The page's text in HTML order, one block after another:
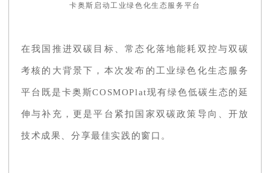
卡奥斯启动工业绿色化生态服务平台
在我国推进双碳目标、常态化落地能耗双控与双碳
考核的大背景下，本次发布的工业绿色化生态服务
平台既是卡奥斯COSMOPlat现有绿色低碳生态的延
伸与补充，更是平台紧扣国家双碳政策导向、开放
技术成果、分享最佳实践的窗口。